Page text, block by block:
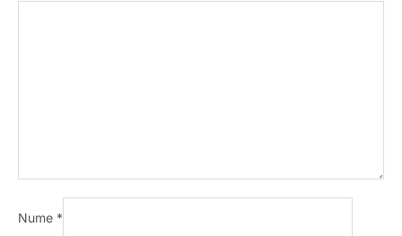
Nume *